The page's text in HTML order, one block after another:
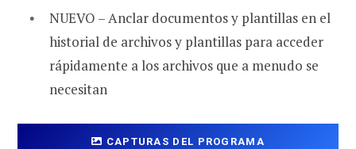
NUEVO – Anclar documentos y plantillas en el
historial de archivos y plantillas para acceder
rápidamente a los archivos que a menudo se
necesitan
CAPTURAS DEL PROGRAMA